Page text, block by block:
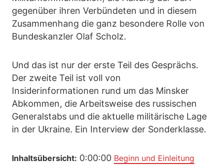
gegenüber ihren Verbündeten und in diesem
Zusammenhang die ganz besondere Rolle von
Bundeskanzler Olaf Scholz.
Und das ist nur der erste Teil des Gesprächs.
Der zweite Teil ist voll von
Insiderinformationen rund um das Minsker
Abkommen, die Arbeitsweise des russischen
Generalstabs und die aktuelle militärische Lage
in der Ukraine. Ein Interview der Sonderklasse.
Inhaltsübersicht: 0:00:00 Beginn und Einleitung